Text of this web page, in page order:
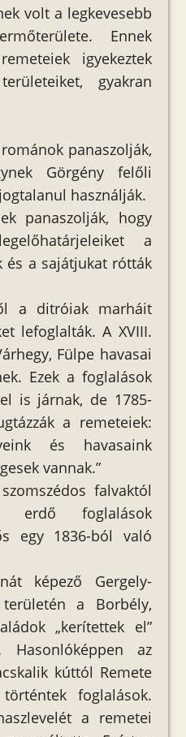
volt a legkevesebb
Ennek
igyekeztek
gyakran
panaszolják,
Görgény felőli
használják.
panaszolják, hogy
a
és a sajátjukat rótták
a ditróiak marháit
lefoglalták. A XVIII.
Fülpe havasai
Ezek a foglalások
is járnak, de 1785-
a remeteiek:
és havasaink
vannak.”
falvaktól
foglalások
egy 1836-ból való
képező Gergely-
a Borbély,
„kerítettek el”
Hasonlóképpen az
kúttól Remete
foglalások.
a remetei